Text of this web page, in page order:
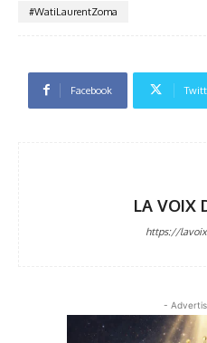
#WatiLaurentZoma
Facebook
LA VOIX
https://
-